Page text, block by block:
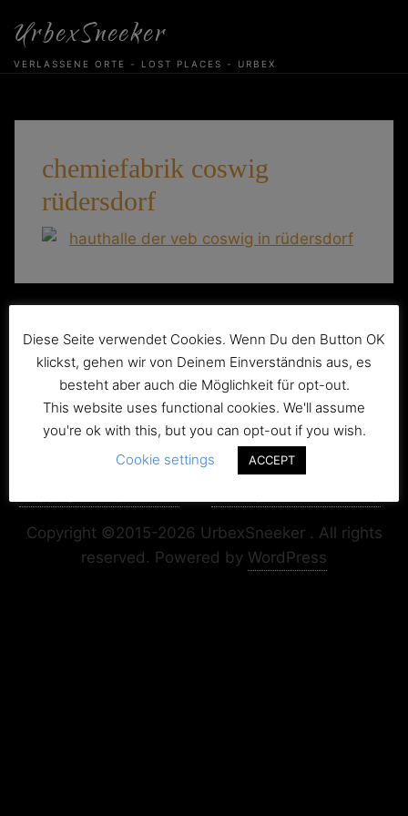
content
UrbexSneeker
VERLASSENE ORTE - LOST PLACES - URBEX
chemiefabrik coswig
rüdersdorf
Beitragsnavigation
VEB Chemiewerk Coswig Rüdersdorf
Copyright ©2015-2026 UrbexSneeker . All rights
reserved. Powered by WordPress
Diese Seite verwendet Cookies. Wenn Du den Button OK
klickst, gehen wir von Deinem Einverständnis aus, es
besteht aber auch die Möglichkeit für opt-out.
This website uses functional cookies. We'll assume
you're ok with this, but you can opt-out if you wish.
Cookie settings
ACCEPT